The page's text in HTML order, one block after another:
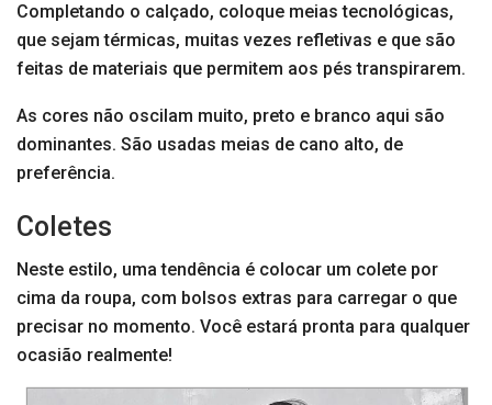
Completando o calçado, coloque meias tecnológicas,
que sejam térmicas, muitas vezes refletivas e que são
feitas de materiais que permitem aos pés transpirarem.
As cores não oscilam muito, preto e branco aqui são
dominantes. São usadas meias de cano alto, de
preferência.
Coletes
Neste estilo, uma tendência é colocar um colete por
cima da roupa, com bolsos extras para carregar o que
precisar no momento. Você estará pronta para qualquer
ocasião realmente!